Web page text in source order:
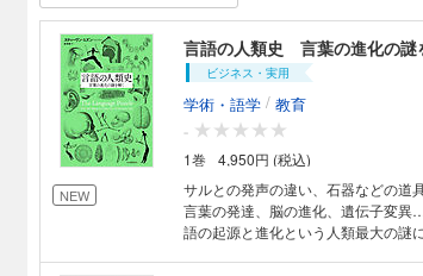
NEW
言語の人類史 言葉の進化の謎
ビジネス・実用
学術・語学 / 教育
-
1巻
4,950円 (税込)
サルとの発声の違い、石器などの道
言葉の発達、脳の進化、遺伝子変
語の起源と進化という人類最大の謎に壮大